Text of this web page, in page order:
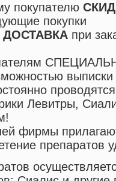
покупателю
покупки
при
выписки
Левитры,
фирмы
препаратов